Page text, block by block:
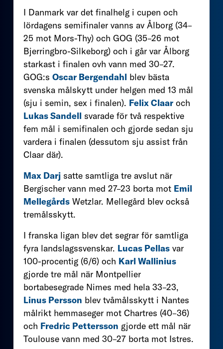
I Danmark var det finalhelg i cupen och
lördagens semifinaler vanns av Ålborg (34–
25 mot Mors-Thy) och GOG (35–26 mot
Bjerringbro-Silkeborg) och i går var Ålborg
starkast i finalen ovh vann med 30–27.
GOG:s Oscar Bergendahl blev bästa
svenska målskytt under helgen med 13 mål
(sju i semin, sex i finalen). Felix Claar och
Lukas Sandell svarade för två respektive
fem mål i semifinalen och gjorde sedan sju
vardera i finalen (dessutom sju assist från
Claar där).
Max Darj satte samtliga tre avslut när
Bergischer vann med 27–23 borta mot Emil
Mellegårds Wetzlar. Mellegård blev också
tremålsskytt.
I franska ligan blev det segrar för samtliga
fyra landslagssvenskar. Lucas Pellas var
100-procentig (6/6) och Karl Wallinius
gjorde tre mål när Montpellier
bortabesegrade Nimes med hela 33–23,
Linus Persson blev tvåmålsskytt i Nantes
målrikt hemmaseger mot Chartres (40–36)
och Fredric Pettersson gjorde ett mål när
Toulouse vann med 30–27 borta mot Istres.